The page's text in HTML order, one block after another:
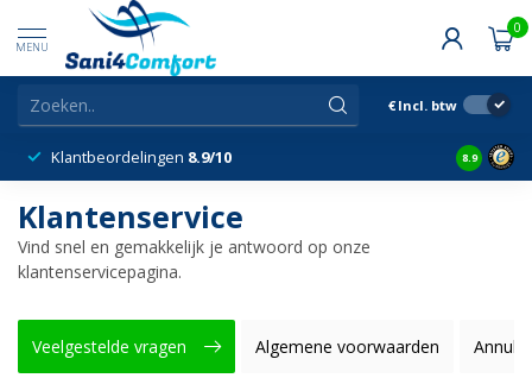
MENU
0
€ Incl. btw
Klantbeordelingen 8.9/10 8.9
Klantenservice
Vind snel en gemakkelijk je antwoord op onze
klantenservicepagina.
Veelgestelde vragen Algemene voorwaarden